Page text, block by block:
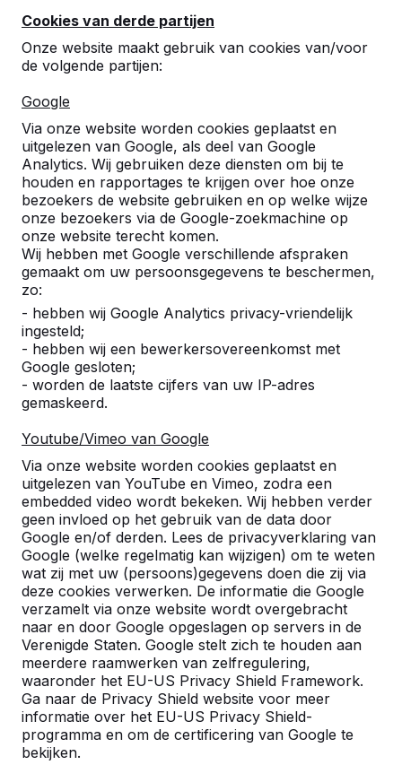
Cookies van derde partijen
Onze website maakt gebruik van cookies van/voor
de volgende partijen:
Google
Via onze website worden cookies geplaatst en
uitgelezen van Google, als deel van Google
Analytics. Wij gebruiken deze diensten om bij te
houden en rapportages te krijgen over hoe onze
bezoekers de website gebruiken en op welke wijze
onze bezoekers via de Google-zoekmachine op
onze website terecht komen.
Wij hebben met Google verschillende afspraken
gemaakt om uw persoonsgegevens te beschermen,
zo:
- hebben wij Google Analytics privacy-vriendelijk
ingesteld;
- hebben wij een bewerkersovereenkomst met
Google gesloten;
- worden de laatste cijfers van uw IP-adres
gemaskeerd.
Youtube/Vimeo van Google
Via onze website worden cookies geplaatst en
uitgelezen van YouTube en Vimeo, zodra een
embedded video wordt bekeken. Wij hebben verder
geen invloed op het gebruik van de data door
Google en/of derden. Lees de privacyverklaring van
Google (welke regelmatig kan wijzigen) om te weten
wat zij met uw (persoons)gegevens doen die zij via
deze cookies verwerken. De informatie die Google
verzamelt via onze website wordt overgebracht
naar en door Google opgeslagen op servers in de
Verenigde Staten. Google stelt zich te houden aan
meerdere raamwerken van zelfregulering,
waaronder het EU-US Privacy Shield Framework.
Ga naar de Privacy Shield website voor meer
informatie over het EU-US Privacy Shield-
programma en om de certificering van Google te
bekijken.
Snelle levering, tijdig communiceren voor
Gemeente Helmond
9
Mooie tafel, veilig met de afgeronde hoeken
voor de kinderen
h.vermeulen/ wijkver. de Akkers
Referenties
U vindt onze producten in heel Europa en
zelfs daarbuiten. Bekijk hier waar bij u in de
buurt al een HeBlad product staat.
Product